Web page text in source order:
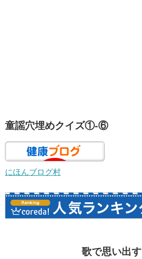
童謡穴埋めクイズ①-⑥
にほんブログ村
歌で思い出す